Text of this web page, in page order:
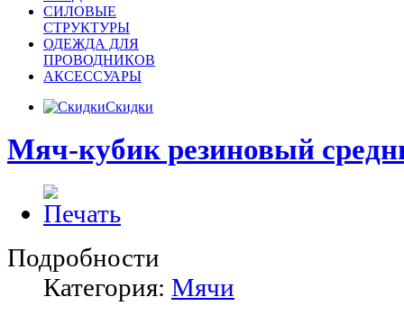
СИЛОВЫЕ
СТРУКТУРЫ
ОДЕЖДА ДЛЯ
ПРОВОДНИКОВ
АКСЕССУАРЫ
Скидки
Мяч-кубик резиновый
Подробности
Категория: Мячи